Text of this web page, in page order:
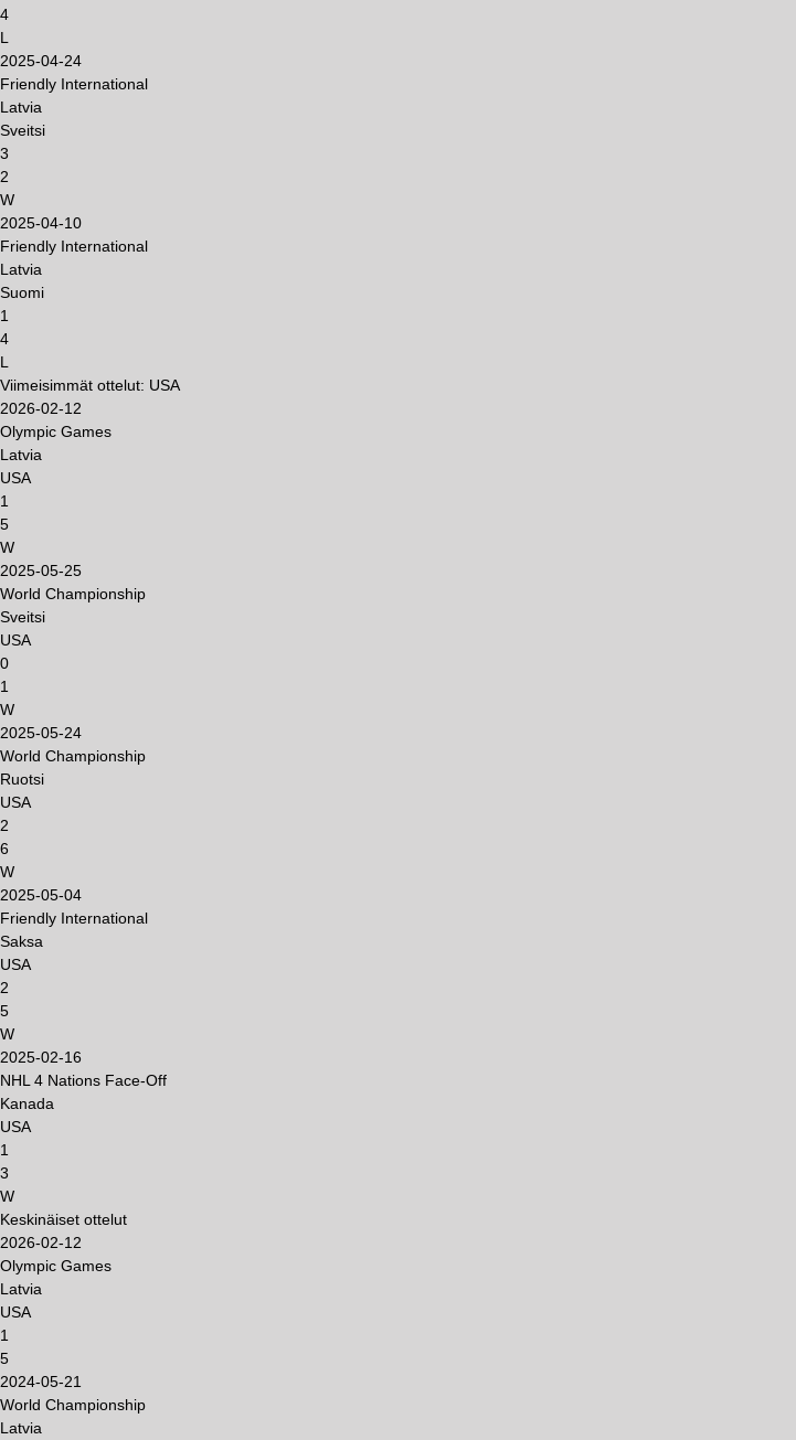
4
L
2025-04-24
Friendly International
Latvia
Sveitsi
3
2
W
2025-04-10
Friendly International
Latvia
Suomi
1
4
L
Viimeisimmät ottelut: USA
2026-02-12
Olympic Games
Latvia
USA
1
5
W
2025-05-25
World Championship
Sveitsi
USA
0
1
W
2025-05-24
World Championship
Ruotsi
USA
2
6
W
2025-05-04
Friendly International
Saksa
USA
2
5
W
2025-02-16
NHL 4 Nations Face-Off
Kanada
USA
1
3
W
Keskinäiset ottelut
2026-02-12
Olympic Games
Latvia
USA
1
5
2024-05-21
World Championship
Latvia